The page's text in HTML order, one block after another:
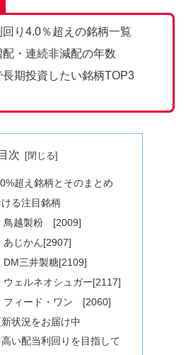
り4.0％超えの銘柄一覧
・連続非減配の年数
期投資したい銘柄TOP3
目次
超え銘柄とそのまとめ
る注目銘柄
越製粉 [2009]
じかん[2907]
三井製糖[2109]
ェルネオシュガー[2117]
ィード・ワン [2060]
状況をお届け中
い配当利回りを目指して